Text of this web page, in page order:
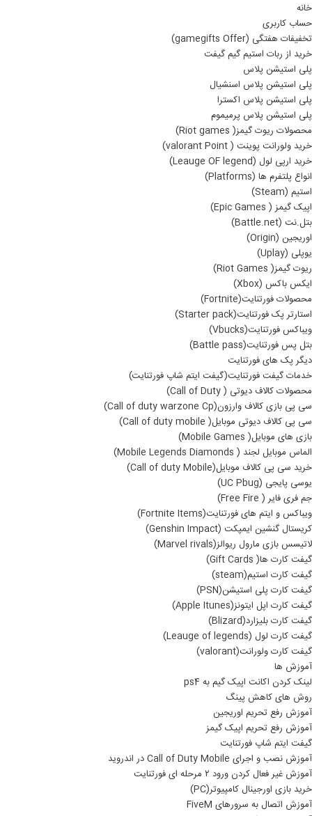
خانه
حساب کاربری
تخفیفات هفتگی (gamegifts Offer)
خرید از ربات استیم گیم گیفت
پلی استیشن پلاس
پلی استیشن پلاس اسنشیال
پلی استیشن پلاس اکسترا
پلی استیشن پلاس پرمیموم
محصولات ریوت گیمز( Riot games)
خرید ولورانت پوینت ( valorant Point)
خرید ارپی لول (Leauge OF legend)
انواع پلتفرم ها (Platforms)
استیم (Steam)
اپیک گیمز ( Epic Games)
بتل.نت (Battle.net)
اوریجین (Origin)
یوپلی (Uplay)
ریوت گیمز( Riot Games)
ایکس باکس (Xbox)
محصولات فورتنایت(Fortnite)
استارتر پک فورتنایت(Starter pack)
ویباکس فورتنایت(Vbucks)
بتل پس فورتنایت(Battle pass)
دیگر پک های فورتنایت
خدمات گیفت فورتنایت(گیفت ایتم شاپ فورتنایت)
محصولات کالاف دیوتی ( Call of Duty)
سی پی بازی کالاف وارزون(Call of duty warzone Cp)
سی پی کالاف دیوتی موبایل( Call of duty mobile)
بازی های موبایل( Mobile Games)
الماس موبایل لجند ( Mobile Legends Diamonds)
خرید سی پی کالاف موبایل(Call of duty Mobile)
یوسی پایجی (UC Pbug)
جم فری فایر ( Free Fire)
ویباکس و ایتم های فورتنایت(Fortnite Items)
کریستال گنشین ایمپکت (Genshin Impact)
لاتیسس بازی مارول ریوالز(Marvel rivals)
گیفت کارت ها( Gift Cards)
گیفت کارت استیم(steam)
گیفت کارت پلی استیشن(PSN)
گیفت کارت اپل ایتونز(Apple Itunes)
گیفت کارت بلیزارد(Blizard)
گیفت کارت لول (Leauge of legends)
گیفت کارت ولورانت(valorant)
آموزش ها
لینک کردن اکانت اپیک گیم به ps4
روش های کاهش پینگ
آموزش رفع تحریم اوریجین
آموزش رفع تحریم اپیک گیمز
گیفت ایتم شاپ فورتنایت
آموزش نصب و اجرای Call of Duty Mobile در اندروید
آموزش غیر فعال کردن ورود ۲ مرحله ای فورتنایت
خرید بازی اورجینال کامپیوتر(PC)
آموزش اتصال به سرورهای FiveM